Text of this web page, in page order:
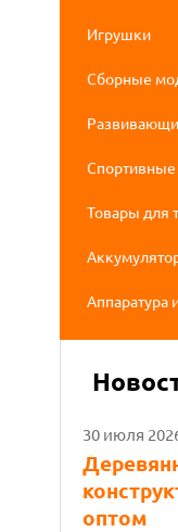
Игрушки
Сборные
Спортивные
Товары для
Аппаратура
30 июля
оптом